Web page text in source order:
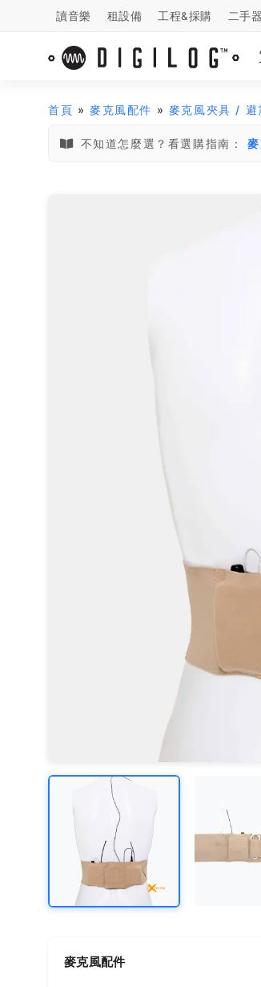
讀音樂 租設備 工程&採購 二手
首頁 »麥克風配件 » 麥克風夾具 /
不知道怎麼選？看選購指南：
麥克風配件